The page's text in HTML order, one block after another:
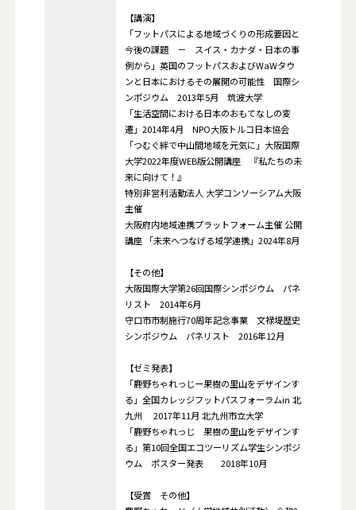
【講演】
「フットパスによる地域づくりの形成要因と
今後の課題 － スイス・カナダ・日本の事
例から」英国のフットパスおよびWaWタウ
ンと日本におけるその展開の可能性 国際シ
ンポジウム 2013年5月 筑波大学
「生活空間における日本のおもてなしの変
遷」2014年4月 NPO大阪トルコ日本協会
「つむぐ絆で中山間地域を元気に」大阪国際
大学2022年度WEB版公開講座 『私たちの未
来に向けて！』
特別非営利活動法人 大学コンソーシアム大阪
主催
大阪府内地域連携プラットフォーム主催 公開
講座 「未来へつなげる域学連携」2024年8月
【その他】
大阪国際大学第26回国際シンポジウム パネ
リスト 2014年6月
守口市市制施行70周年記念事業 文禄堤歴史
シンポジウム パネリスト 2016年12月
【ゼミ発表】
「鹿野ちゃれっじー果樹の里山をデザインす
る」全国カレッジフットパスフォーラムin 北
九州 2017年11月 北九州市立大学
「鹿野ちゃれっじ 果樹の里山をデザインす
る」第10回全国エコツーリズム学生シンポジ
ウム ポスター発表 2018年10月
【受賞 その他】